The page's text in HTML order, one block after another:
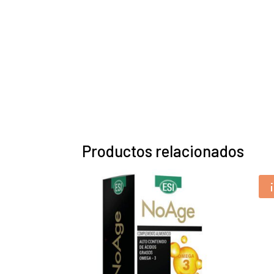
Productos relacionados